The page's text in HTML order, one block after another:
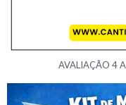
AVALIAÇÃO 4